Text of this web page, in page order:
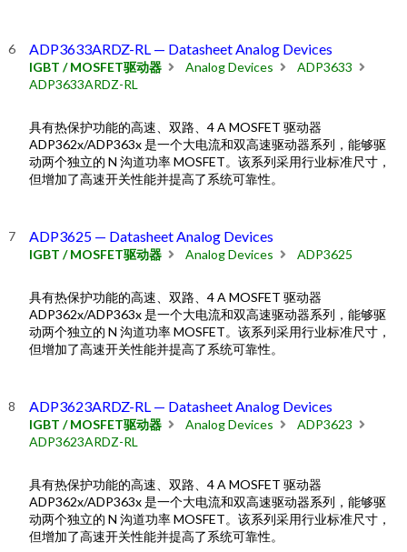
ADP3633ARDZ-RL — Datasheet Analog Devices
IGBT / MOSFET驱动器 Analog Devices
ADP3633
ADP3633ARDZ-RL
具有热保护功能的高速、双路、4 A MOSFET 驱动器
ADP362x/ADP363x 是一个大电流和双高速驱动器系列，能够驱
动两个独立的 N 沟道功率 MOSFET。该系列采用行业标准尺寸，
但增加了高速开关性能并提高了系统可靠性。
ADP3625 — Datasheet Analog Devices
IGBT / MOSFET驱动器 Analog Devices ADP3625
具有热保护功能的高速、双路、4 A MOSFET 驱动器
ADP362x/ADP363x 是一个大电流和双高速驱动器系列，能够驱
动两个独立的 N 沟道功率 MOSFET。该系列采用行业标准尺寸，
但增加了高速开关性能并提高了系统可靠性。
ADP3623ARDZ-RL — Datasheet Analog Devices
IGBT / MOSFET驱动器 Analog Devices
ADP3623
ADP3623ARDZ-RL
具有热保护功能的高速、双路、4 A MOSFET 驱动器
ADP362x/ADP363x 是一个大电流和双高速驱动器系列，能够驱
动两个独立的 N 沟道功率 MOSFET。该系列采用行业标准尺寸，
但增加了高速开关性能并提高了系统可靠性。